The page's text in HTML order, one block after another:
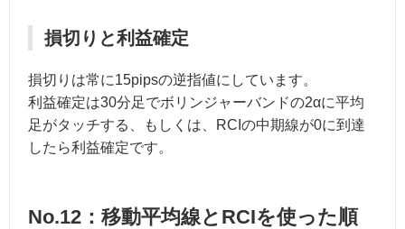
損切りと利益確定
損切りは常に15pipsの逆指値にしています。
利益確定は30分足でボリンジャーバンドの2αに平均
足がタッチする、もしくは、RCIの中期線が0に到達
したら利益確定です。
No.12：移動平均線とRCIを使った順